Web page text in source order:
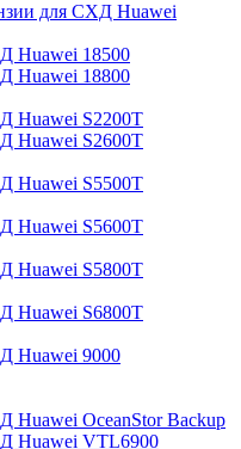
для СХД Huawei
Huawei 18500
Huawei 18800
Huawei S2200T
Huawei S2600T
Huawei S5500T
Huawei S5600T
Huawei S5800T
Huawei S6800T
Huawei 9000
Huawei OceanStor Backup
Huawei VTL6900